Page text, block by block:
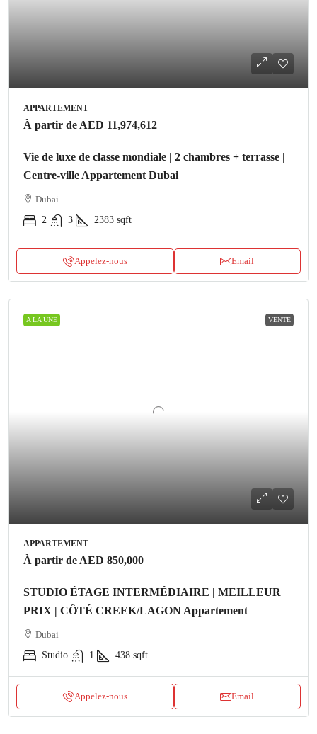
APPARTEMENT
À partir de AED 11,974,612
Vie de luxe de classe mondiale | 2 chambres + terrasse |
Centre-ville Appartement Dubai
Dubai
2
3 2383 sqft
Appelez-nous Email
A LA UNE VENTE
APPARTEMENT
À partir de AED 850,000
STUDIO ÉTAGE INTERMÉDIAIRE | MEILLEUR
PRIX | CÔTÉ CREEK/LAGON Appartement
Dubai
Studio
1 438 sqft
Appelez-nous Email